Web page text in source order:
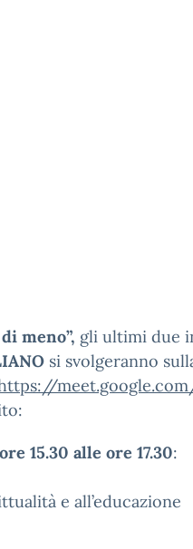
meno”, gli ultimi due
si svolgeranno
di seguito:
15.30 alle ore 17.30:
e all’educazione